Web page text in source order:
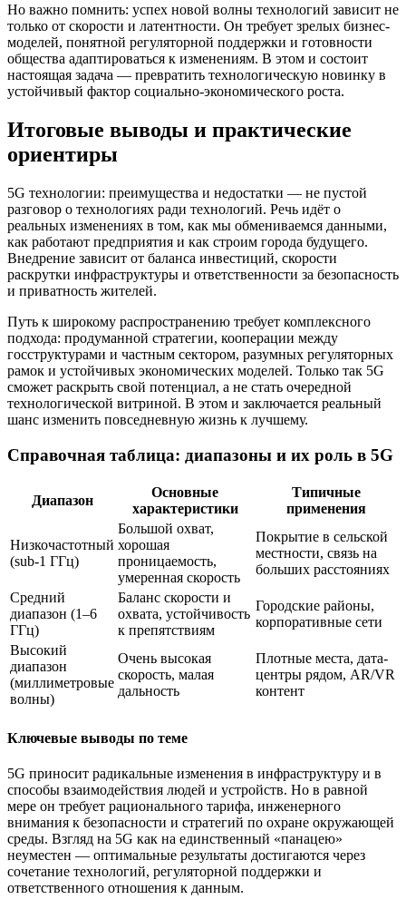
Но важно помнить: успех новой волны технологий зависит не
только от скорости и латентности. Он требует зрелых бизнес-
моделей, понятной регуляторной поддержки и готовности
общества адаптироваться к изменениям. В этом и состоит
настоящая задача — превратить технологическую новинку в
устойчивый фактор социально-экономического роста.
Итоговые выводы и практические
ориентиры
5G технологии: преимущества и недостатки — не пустой
разговор о технологиях ради технологий. Речь идёт о
реальных изменениях в том, как мы обмениваемся данными,
как работают предприятия и как строим города будущего.
Внедрение зависит от баланса инвестиций, скорости
раскрутки инфраструктуры и ответственности за безопасность
и приватность жителей.
Путь к широкому распространению требует комплексного
подхода: продуманной стратегии, кооперации между
госструктурами и частным сектором, разумных регуляторных
рамок и устойчивых экономических моделей. Только так 5G
сможет раскрыть свой потенциал, а не стать очередной
технологической витриной. В этом и заключается реальный
шанс изменить повседневную жизнь к лучшему.
Справочная таблица: диапазоны и их роль в 5G
Диапазон
Основные
характеристики
Типичные
применения
Низкочастотный
(sub-1 ГГц)
Большой охват,
хорошая
проницаемость,
умеренная скорость
Покрытие в сельской
местности, связь на
больших расстояниях
Средний
диапазон (1–6
ГГц)
Баланс скорости и
охвата, устойчивость
к препятствиям
Городские районы,
корпоративные сети
Высокий
диапазон
(миллиметровые
волны)
Очень высокая
скорость, малая
дальность
Плотные места, дата-
центры рядом, AR/VR
контент
Ключевые выводы по теме
5G приносит радикальные изменения в инфраструктуру и в
способы взаимодействия людей и устройств. Но в равной
мере он требует рационального тарифа, инженерного
внимания к безопасности и стратегий по охране окружающей
среды. Взгляд на 5G как на единственный «панацею»
неуместен — оптимальные результаты достигаются через
сочетание технологий, регуляторной поддержки и
ответственного отношения к данным.